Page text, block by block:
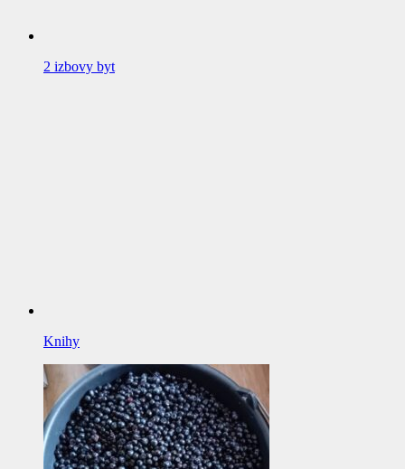
2 izbovy byt
Knihy